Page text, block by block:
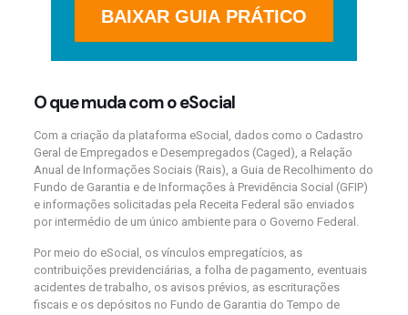
BAIXAR GUIA PRÁTICO
O que muda com o eSocial
Com a criação da plataforma eSocial, dados como o Cadastro
Geral de Empregados e Desempregados (Caged), a Relação
Anual de Informações Sociais (Rais), a Guia de Recolhimento do
Fundo de Garantia e de Informações à Previdência Social (GFIP)
e informações solicitadas pela Receita Federal são enviados
por intermédio de um único ambiente para o Governo Federal.
Por meio do eSocial, os vínculos empregatícios, as
contribuições previdenciárias, a folha de pagamento, eventuais
acidentes de trabalho, os avisos prévios, as escriturações
fiscais e os depósitos no Fundo de Garantia do Tempo de